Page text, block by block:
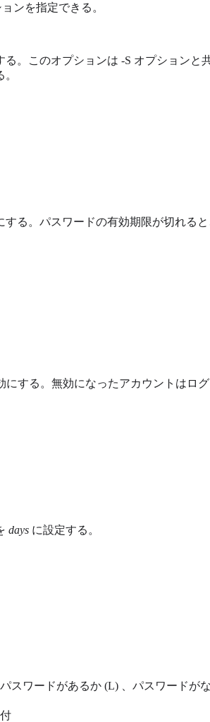
ンを指定できる。
。このオプションは -S オプションと
る。パスワードの有効期限が切れる
する。無効になったアカウントはログ
days に設定する。
スワードがあるか (L) 、パスワードが